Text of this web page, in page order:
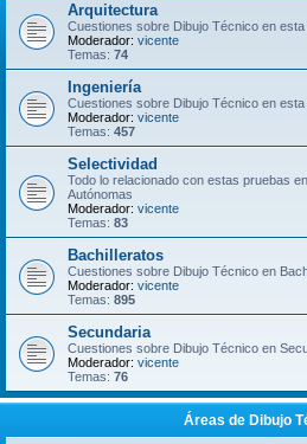
Arquitectura
Cuestiones sobre Dibujo Técnico en
Moderador: vicente
Temas: 74
Ingeniería
Cuestiones sobre Dibujo Técnico en
Moderador: vicente
Temas: 457
Selectividad
Todo lo relacionado con estas pruebas
Autónomas
Moderador: vicente
Temas: 83
Bachilleratos
Cuestiones sobre Dibujo Técnico en
Moderador: vicente
Temas: 895
Secundaria
Cuestiones sobre Dibujo Técnico en
Moderador: vicente
Temas: 76
Áreas de Dibujo